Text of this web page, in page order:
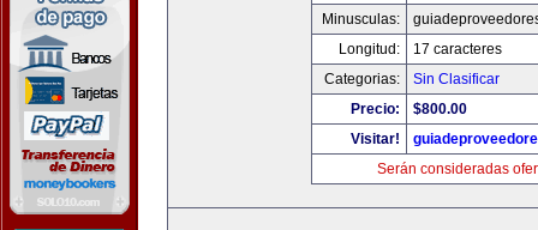
Minusculas:
Longitud:
17 caracteres
Categorias:
Sin Clasificar
Precio:
$800.00
Visitar!
Serán consideradas